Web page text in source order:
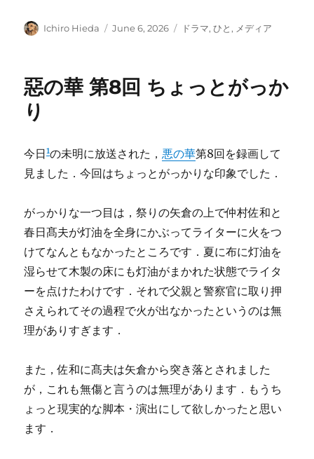
Author
Ichiro Hieda
Posted
June 6, 2026 Categories
ドラマ,ひと , メディア
惡の華 第8回 ちょっとがっか
り
今日1の未明に放送された， 悪の華第8回を録画して
見ました．今回はちょっとがっかりな印象でした．
がっかりな一つ目は，祭りの矢倉の上で仲村佐和と
春日髙夫が灯油を全身にかぶってライターに火をつ
けてなんともなかったところです．夏に布に灯油を
湿らせて木製の床にも灯油がまかれた状態でライタ
ーを点けたわけです．それで父親と警察官に取り押
さえられてその過程で火が出なかったというのは無
理がありすぎます．
また，佐和に髙夫は矢倉から突き落とされました
が，これも無傷と言うのは無理があります．もうち
ょっと現実的な脚本・演出にして欲しかったと思い
ます．